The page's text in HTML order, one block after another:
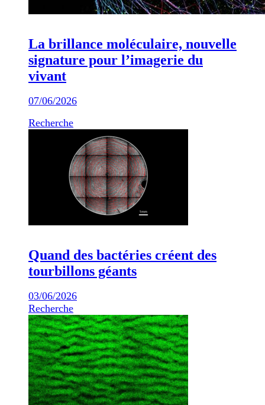
La brillance moléculaire, nouvelle
signature pour l’imagerie du
vivant
07/06/2026
Recherche
Quand des bactéries créent des
tourbillons géants
03/06/2026
Recherche